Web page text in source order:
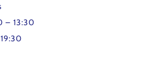
– 13:30